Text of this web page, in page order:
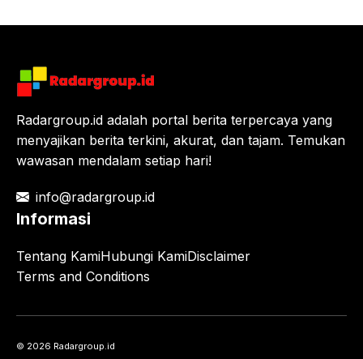
Radargroup.id adalah portal berita terpercaya yang
menyajikan berita terkini, akurat, dan tajam. Temukan
wawasan mendalam setiap hari!
info@radargroup.id
Informasi
Tentang KamiHubungi KamiDisclaimer
Terms and Conditions
© 2026 Radargroup.id